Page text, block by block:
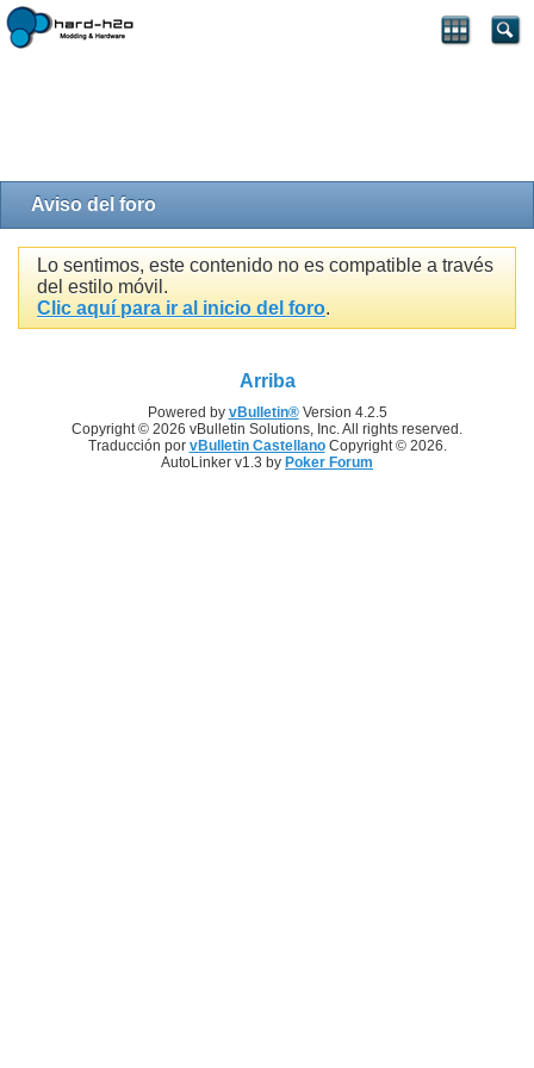
Aviso del foro
Lo sentimos, este contenido no es compatible a través
del estilo móvil.
Clic aquí para ir al inicio del foro.
Arriba
Powered by vBulletin®Version 4.2.5
Copyright © 2026 vBulletin Solutions, Inc. All rights reserved.
Traducción por vBulletin CastellanoCopyright © 2026.
AutoLinker v1.3 by Poker Forum